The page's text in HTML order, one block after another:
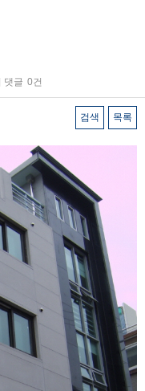
댓글 0건
검색 목록